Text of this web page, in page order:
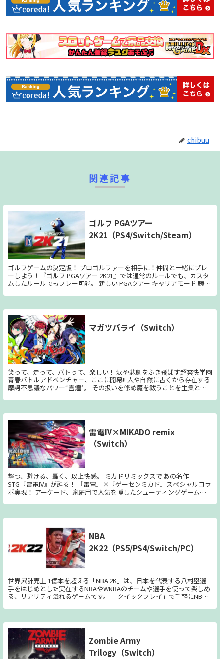
り、いつもと違った状況のシミュレートや練習も出来ちゃい
ます。
chibuu
関連記事
ゴルフ PGAツアー
2K21（PS4/Switch/Steam）
ゴルフゲームの決定版！ プロゴルファーを相手に！仲間と一緒にプレ
ーしよう！『ゴルフ PGAツアー 2K21』では通常のルールでも、カスタ
ムしたルールでもプレー可能。 新しい PGAツアー キャリアモード 腕を
で PGAツアープロたちに挑み、報酬やギアを獲得しよう。 PGAツアー
のプロ選手と新コース TPC ソーグラス や イーストレイクゴルフクラブ
などの実在の有名コースで、 ジャスティン・トーマスやその他11人の
トッププロを相手にプレーしよう。 MyPLAYER と理想のコースを作成
自分のだけのMyPLAYER を作成して、人気ブランドのゴルフ用具やアパ
レルでカスタマイズしたり、1,000種類以上のカスタマイズオプション
で理想のコースをデザインしよう。 初心者でもグリーンを制覇 ゴルフ
初心者ならリアルタイムのチュートリアルやヒント、ショットのアドバ
イスを活用しよう。プロ級の腕前なら「プロの目線」 や 「距離コント
ロール」、「パットプレビュー」 などの革新的な機能でさらに上達し
よう。 パーティーを組んでプレー オフラインでも、オンラインのマッ
チでも仲間と一緒にリンクに挑もう。「オルタネートショット」、「ス
トロークプレー」、「スキンズ」、「４人スクランブル」 などのルー
ルが利用可能。 ルールをカスタマイズしよう オンラインソサイエティ
設定を作成可能。 過去最高のリアルなコース 実在するコースをスキャ
ンしてフェアウェイ、グリーン、バンカー、木、湖、池などを忠実にに
再現！ 美しいグラフィックとダイナミックなムービー、スムーズなリ
プレイシステム、そしてルーク・エルヴィとリッチ・ビームによる一打
ごとの実況解説で、テレビ放送さながらの PGAツアーを楽しもう。
マガツバライ（Switch）
笑って、走って、バトって、楽しい！ 涙や悲劇をふき飛ばす超爽快学園
青春バトルアドベンチャー、ここに開幕!! 人や自然に古くから存在する
摩訶不思議なパワー“霊煌”。 その扱いを修め魔を祓うことを生業とす
いた。 小遣い稼ぎにバイトで御符を作ったり…… 気のいい友人たちと
他愛ない談笑を楽しんだり…… 姉に日頃の感謝として、こっそりプレ
ゼントを計画したりと…… ありふれている代わりに幸福だった日常
は、しかし予期せぬ襲撃者の到来で撃ち砕かれる。 学園中が大混乱に
陥る最中、仲間を庇って瀕死の重傷を負う隼人。 命が尽きるその寸
前、彼はご先祖様が封印した怨念の化身“マガツ”の少女と邂逅を果た
す。 それは千年前、平安の世において都を震撼させた十三魔将。 ――見目
麗しき少女の姿で、災禍鵼・祀怨は微笑んだ。 「よくぞ参った――そこの
うつけよ、生きたいか？」 「契約じゃ。妾をその手で解き放て」 「汝
に力をくれてやろう」 そして、始まる物語。 煌めくような青春の
日々。 「ちっぽけな石ころだって、動き出せばきっと何かを起こせる
さ！」 晴れ渡る空のようなマガツバライが幕開ける。
雷電IV×MIKADO remix
（Switch）
撃つ、避ける、轟く、以上快感。 ミカドリミックスで あの名作
STG『雷電IV』が甦る！ 『雷電』×『ゲーセンミカド』スペシャルコラ
ボ実現！ アーケード、家庭用で人気を博したシューティングゲーム
るBGMリミックスを加え、Nintendo Switch に登場！ 全ステージ/全
ボス曲、豪華16曲が、生演奏・新アレンジで新たに生まれ変わる！ 参
IRIS/O.T.K./細井聡司/松本大輔(CAVE)/小塩広和/ヨナオケイシ ・Switch
ならではの新要素 ミカドリミックスBGMセット・オリジナルBGMセッ
トの切り替え機能を始め、サウンドモード・ステージBGMセレクト機
能も完備し、新たな雷電サウンドを思う存分堪能できる！ さらに
Switchテーブルモード、TVモードの縦画面表示に対応し、ゲームセン
ターのような臨場感を再現！ ・充実のゲームモード アーケードを完全
移植した「アーケードモード」、家庭用でステージが追加された「アデ
ィショナルモード」「オーバーキルモード」を完全再現！ ボス兵器と
連戦する「ボスラッシュモード」や1ステージ限定のスコア記録に迫る
「スコアアタックモード」などのゲームモードがズラリ登場。 ・全国
のプレイヤーが集結する。 白熱のオンライン機能 「ワールドランキン
で 自己記録のプレイムービーを全国に向けて発信したり、ライバルの
プレイを研究する事ができる。オンライン機能を活用して自分流の攻略
法を見出そう！
NBA
2K22（PS5/PS4/Switch/PC）
世界累計売上 1億本を超える「NBA 2K」は、日本を代表する八村塁選
手をはじめとした実在するNBAやWNBAのチームや選手を使って楽しめ
る、リアリティ溢れるゲームです。 「クイックプレイ」で手軽にNBA
戦したり、大人気「MyCAREER」モードであなた自身がNBA選手となっ
てキャリアを積んでNBAの大舞台へと駆け上がったり、「MyGM」や
「MyLEAGUE」モードでチームの経営者となって手腕が試されたり。初
心者からベテランまで、誰もが楽しみながら本場NBAの感動と興奮を味
わえます！
Zombie Army
Trilogy（Switch）